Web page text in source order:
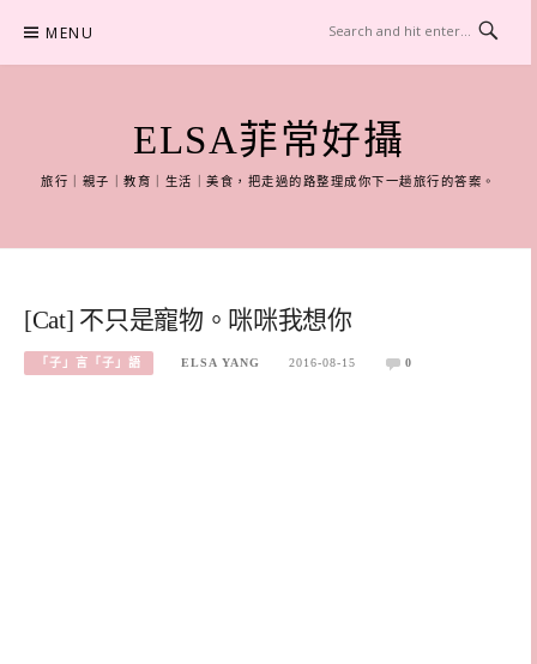
content
MENU
ELSA菲常好攝
旅行｜親子｜教育｜生活｜美食，把走過的路整理成你下一趟旅行的答案。
[Cat] 不只是寵物。咪咪我想你
「子」言「子」語 ELSA YANG 2016-08-15 0